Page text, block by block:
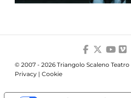
© 2007 - 2026 Triangolo Scaleno Teatro
Privacy | Cookie